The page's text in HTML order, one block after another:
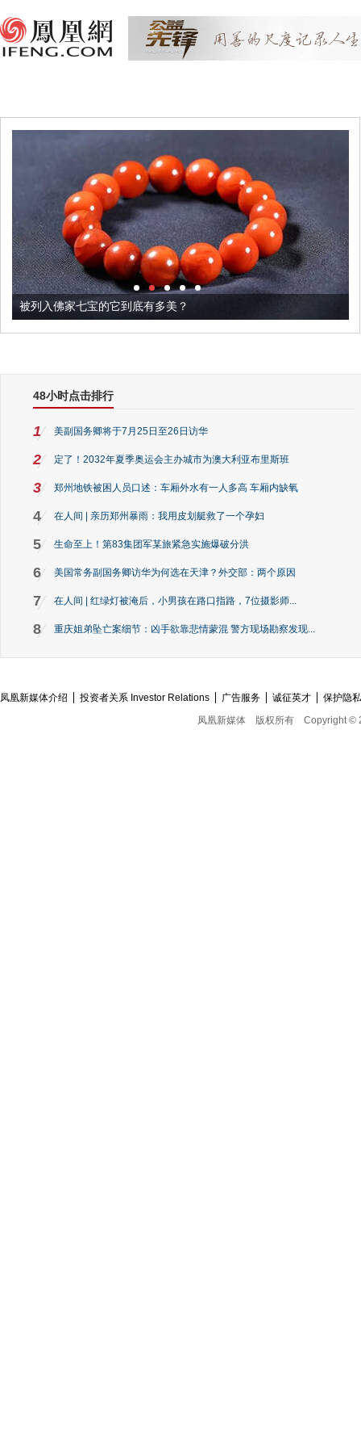
被列入佛家七宝的它到底有多美？
48小时点击排行
1 美副国务卿将于7月25日至26日访华
2 定了！2032年夏季奥运会主办城市为澳大利亚布里斯班
3 郑州地铁被困人员口述：车厢外水有一人多高 车厢内缺氧
4 在人间 | 亲历郑州暴雨：我用皮划艇救了一个孕妇
5 生命至上！第83集团军某旅紧急实施爆破分洪
6 美国常务副国务卿访华为何选在天津？外交部：两个原因
7 在人间 | 红绿灯被淹后，小男孩在路口指路，7位摄影师...
8 重庆姐弟坠亡案细节：凶手欲靠悲情蒙混 警方现场勘察发现...
凤凰新媒体介绍 投资者关系 Investor Relations 广告服务 诚征英才
保护隐
凤凰新媒体
版权所有 Copyright ©